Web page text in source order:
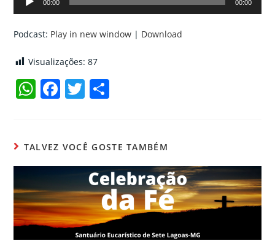
de
00:00 00:00
Podcast: Play in new window | Download
Visualizações:87
W
s
A
p
p
F
e
b
o
o
k
T
er p
ar
til
h
ar
TALVEZ VOCÊ GOSTE TAMBÉM